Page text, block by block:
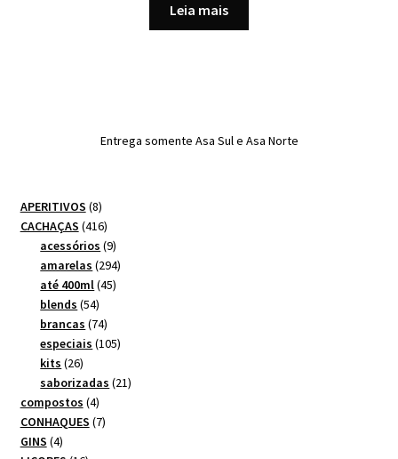
Leia mais
Entrega somente Asa Sul e Asa Norte
APERITIVOS 88
produtos
CACHAÇAS 416416
produtos
acessórios 99
produtos
amarelas 294294
até 400ml 4545
blends 5454
produtos
brancas 7474
produtos
especiais 105105
kits 2626
produtos
saborizadas 2121
compostos 44
produtos
CONHAQUES 77
GINS 44